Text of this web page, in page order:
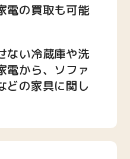
電の買取も可能
ない冷蔵庫や洗
電から、ソファ
どの家具に関し